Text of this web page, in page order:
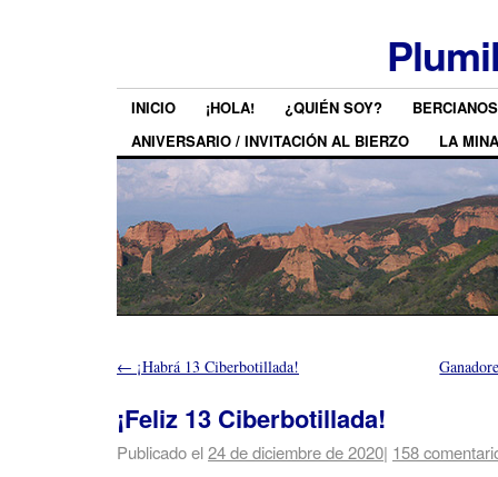
INICIO ¡HOLA! ¿QUIÉN SOY?
ANIVERSARIO / INVITACIÓN AL BIERZO
LA MINA
← ¡Habrá 13 Ciberbotillada!
¡Feliz 13 Ciberbotillada!
Publicado el24 de diciembre de 2020| 158